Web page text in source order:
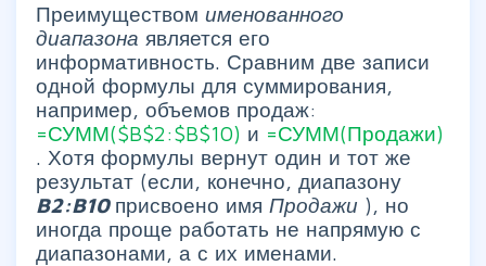
Преимуществом именованного
диапазона является его
информативность. Сравним две записи
одной формулы для суммирования,
например, объемов продаж:
=СУММ($B$2:$B$10) и =СУММ(Продажи)
. Хотя формулы вернут один и тот же
результат (если, конечно, диапазону
B2:B10 присвоено имя Продажи ), но
иногда проще работать не напрямую с
диапазонами, а с их именами.